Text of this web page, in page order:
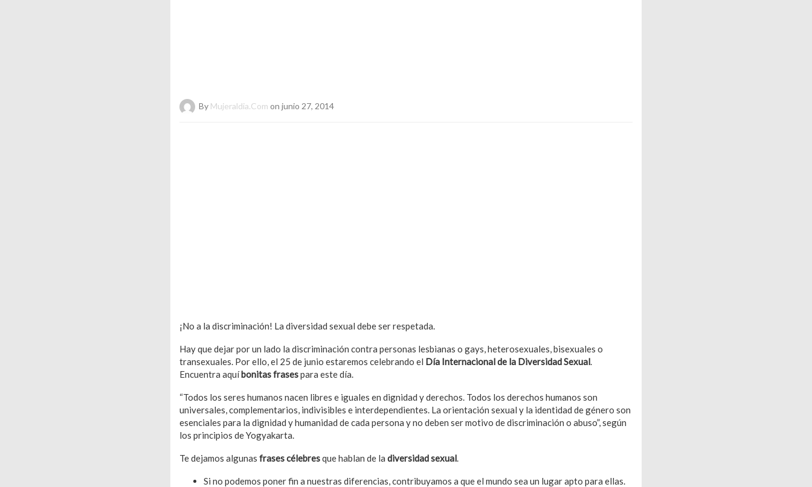
By Mujeraldia.com on junio 27, 2014
¡No a la discriminación! La diversidad sexual debe ser respetada.
Hay que dejar por un lado la discriminación contra personas lesbianas o gays, heterosexuales, bisexuales o
transexuales. Por ello, el 25 de junio estaremos celebrando el Día Internacional de la Diversidad Sexual.
Encuentra aquíbonitas frasespara este día.
“Todos los seres humanos nacen libres e iguales en dignidad y derechos. Todos los derechos humanos son
universales, complementarios, indivisibles e interdependientes. La orientación sexual y la identidad de género son
esenciales para la dignidad y humanidad de cada persona y no deben ser motivo de discriminación o abuso”, según
los principios de Yogyakarta.
Te dejamos algunas frases célebresque hablan de la diversidad sexual.
Si no podemos poner fin a nuestras diferencias, contribuyamos a que el mundo sea un lugar apto para ellas.